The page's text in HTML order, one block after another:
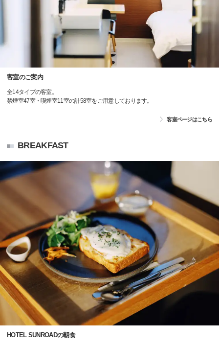
客室のご案内
全14タイプの客室。
禁煙室47室・喫煙室11室の計58室をご用意しております。
客室ページはこちら
BREAKFAST
HOTEL SUNROADの朝食